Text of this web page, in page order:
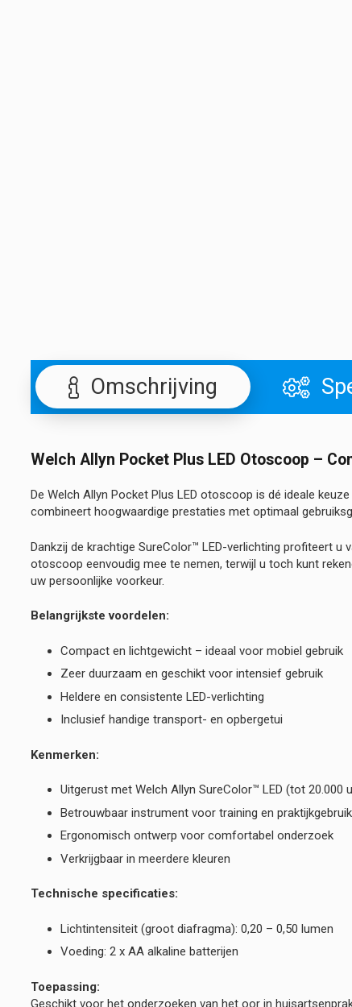
Omschrijving
Welch Allyn Pocket Plus LED Otoscoop –
De Welch Allyn Pocket Plus LED otoscoop is dé ideale
combineert hoogwaardige prestaties met optimaal
Dankzij de krachtige SureColor™ LED-verlichting profiteert
otoscoop eenvoudig mee te nemen, terwijl u toch kunt
uw persoonlijke voorkeur.
Belangrijkste voordelen:
Compact en lichtgewicht – ideaal voor mobiel gebruik
Zeer duurzaam en geschikt voor intensief gebruik
Heldere en consistente LED-verlichting
Inclusief handige transport- en opbergetui
Kenmerken:
Uitgerust met Welch Allyn SureColor™ LED (tot 20.000
Betrouwbaar instrument voor training en praktijkgebruik
Ergonomisch ontwerp voor comfortabel onderzoek
Verkrijgbaar in meerdere kleuren
Technische specificaties:
Lichtintensiteit (groot diafragma): 0,20 – 0,50 lumen
Voeding: 2 x AA alkaline batterijen
Toepassing:
Geschikt voor het onderzoeken van het oor in